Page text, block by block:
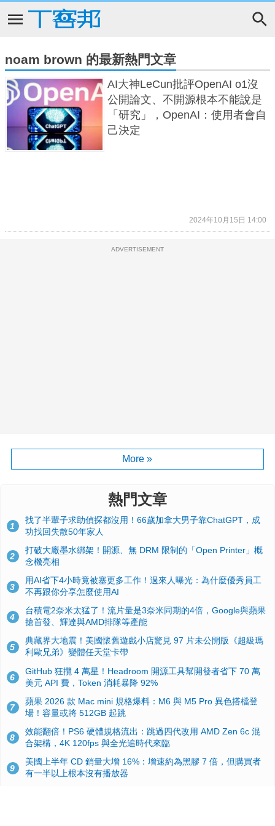
noam brown 的最新熱門文章
AI大神LeCun批評OpenAI o1沒
公開論文、不開源根本不能說是
「研究」，OpenAI：使用者會自
己決定
2024年10月15日 14:00
ADVERTISEMENT
More »
熱門文章
1
找了半輩子求助偵探都沒用！66歲加拿大男子靠ChatGPT，成
功找回失散50年家人
2
打破大廠墨水綁架！開源、無 DRM 限制的「Open Printer」概
念機亮相
3
用AI省下4小時竟被塞更多工作！過來人曝光：為什麼優秀員工
不再跟你分享怎麼使用AI
4
台積電2奈米太猛了！流片量是3奈米同期的4倍，Google與蘋果
搶首發、輝達與AMD排隊等產能
5
典藏界大地震！美國懷舊遊戲小店驚見 97 片未公開版《超級瑪
利歐兄弟》變體任天堂卡帶
6
GitHub 狂攬 4 萬星！Headroom 開源工具幫開發者省下 70 萬
美元 API 費，Token 消耗暴降 92%
7
蘋果 2026 款 Mac mini 規格爆料：M6 與 M5 Pro 異色搭檔登
場！容量或將 512GB 起跳
8
效能翻倍！PS6 硬體規格流出：跳過四代改用 AMD Zen 6c 混
合架構，4K 120fps 與全光追時代來臨
9
美國上半年 CD 銷量大增 16%：增速約為黑膠 7 倍，但購買者
有一半以上根本沒有播放器